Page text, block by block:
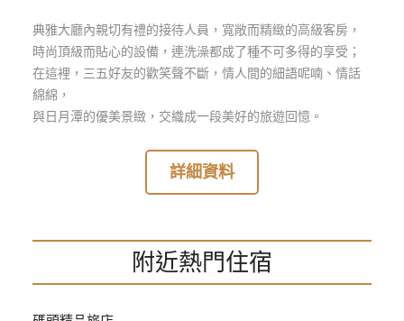
地
圖
顧
客
服
滿
度
典雅大廳內親切有禮的接待人員，寬敞而精緻的高級客房，
時尚頂級而貼心的設備，連洗澡都成了種不可多得的享受；
在這裡，三五好友的歡笑聲不斷，情人間的細語呢喃、情話
綿綿，
與日月潭的優美景緻，交織成一段美好的旅遊回憶。
詳細資料
附近熱門住宿